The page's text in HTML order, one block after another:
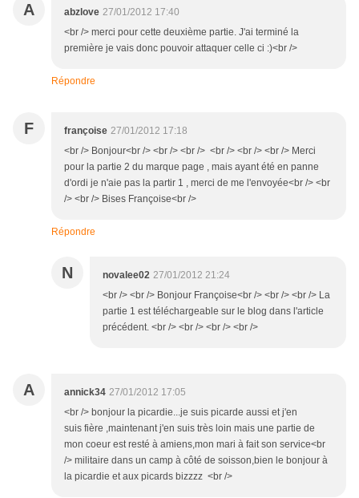
A abzlove 27/01/2012 17:40
<br /> merci pour cette deuxième partie. J'ai terminé la
première je vais donc pouvoir attaquer celle ci :)<br />
Répondre
F françoise 27/01/2012 17:18
<br /> Bonjour<br /> <br /> <br /> <br /> <br /> <br /> Merci
pour la partie 2 du marque page , mais ayant été en panne
d'ordi je n'aie pas la partir 1 , merci de me l'envoyée<br /> <br
/> <br /> Bises Françoise<br />
Répondre
N novalee02 27/01/2012 21:24
<br /> <br /> Bonjour Françoise<br /> <br /> <br /> La
partie 1 est téléchargeable sur le blog dans l'article
précédent. <br /> <br /> <br /> <br />
A annick34 27/01/2012 17:05
<br /> bonjour la picardie...je suis picarde aussi et j'en
suis fière ,maintenant j'en suis très loin mais une partie de
mon coeur est resté à amiens,mon mari à fait son service<br
/> militaire dans un camp à côté de soisson,bien le bonjour à
la picardie et aux picards bizzzz <br />